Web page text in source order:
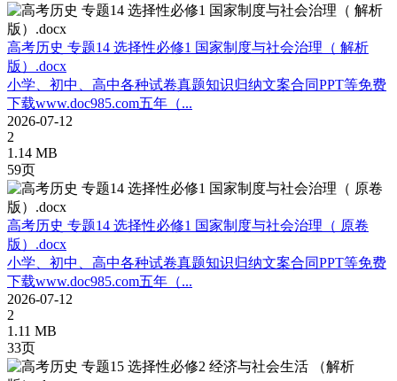
高考历史 专题14 选择性必修1 国家制度与社会治理（ 解析
版）.docx
小学、初中、高中各种试卷真题知识归纳文案合同PPT等免费
下载www.doc985.com五年（...
2026-07-12
2
1.14 MB
59页
高考历史 专题14 选择性必修1 国家制度与社会治理（ 原卷
版）.docx
小学、初中、高中各种试卷真题知识归纳文案合同PPT等免费
下载www.doc985.com五年（...
2026-07-12
2
1.11 MB
33页